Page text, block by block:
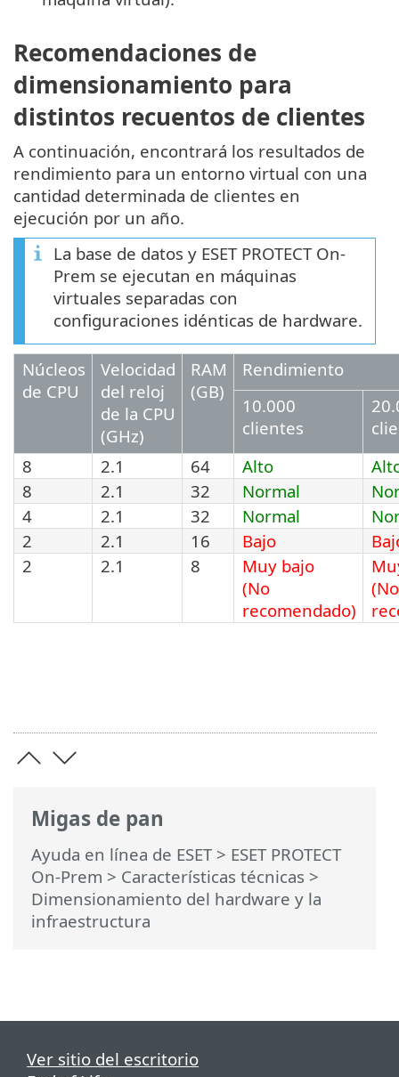
Migas de pan
Ayuda en línea de ESET> ESET PROTECT
On-Prem > Características técnicas >
Dimensionamiento del hardware y la
infraestructura
Recomendaciones de
dimensionamiento para
distintos recuentos de clientes
A continuación, encontrará los resultados de
rendimiento para un entorno virtual con una
cantidad determinada de clientes en
ejecución por un año.
La base de datos y ESET PROTECT On-
Prem se ejecutan en máquinas
virtuales separadas con
configuraciones idénticas de hardware.
Núcleos
de CPU
Velocidad
del reloj
de la CPU
(GHz)
RAM
(GB)
Rendimiento
10.000
clientes
8
2.1 64 Alto
8
2.1 32 Normal
4
2.1 32 Normal
2
2.1 16 Bajo
2
2.1 8
Muy bajo
(No
recomendado)
(No
Ver sitio del escritorio